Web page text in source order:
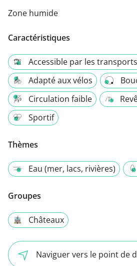
Zone humide
Caractéristiques
Accessible par les
Adapté aux vélos
Circulation faible
Sportif
Thèmes
Eau (mer, lacs, rivières)
Groupes
Châteaux
Naviguer vers le point de